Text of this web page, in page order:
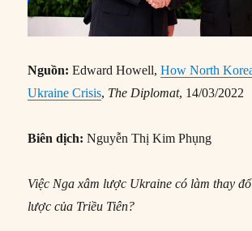
Nguồn: Edward Howell,How North
Ukraine Crisis, The Diplomat, 14/03/2022
Biên dịch: Nguyễn Thị Kim Phụng
Việc Nga xâm lược Ukraine có làm thay
lược của Triều Tiên?